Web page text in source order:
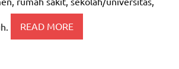
READ MORE